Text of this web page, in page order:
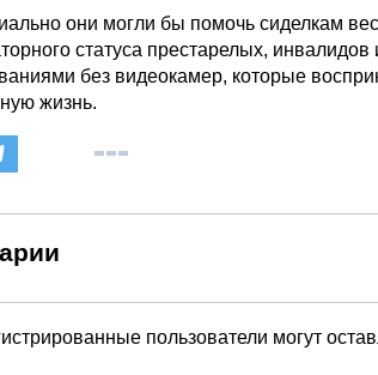
они могли бы помочь сиделкам
статуса престарелых,
без видеокамер, которые
жизнь.
пользователи могут